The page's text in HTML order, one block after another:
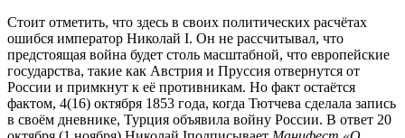
Стоит отметить, что здесь в своих политических расчётах
ошибся император Николай I. Он не рассчитывал, что
предстоящая война будет столь масштабной, что европейские
государства, такие как Австрия и Пруссия отвернутся от
России и примкнут к её противникам. Но факт остаётся
фактом, 4(16) октября 1853 года, когда Тютчева сделала запись
в своём дневнике, Турция объявила войну России. В ответ 20